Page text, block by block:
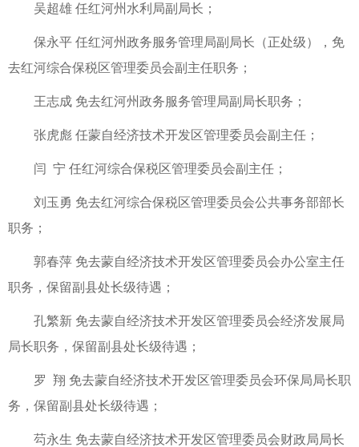
吴超雄 任红河州水利局副局长；
保永平 任红河州政务服务管理局副局长（正处级），免
去红河综合保税区管理委员会副主任职务；
王志成 免去红河州政务服务管理局副局长职务；
张虎彪 任蒙自经济技术开发区管理委员会副主任；
闫 宁 任红河综合保税区管理委员会副主任；
刘玉勇 免去红河综合保税区管理委员会公共事务部部长
职务；
郭春萍 免去蒙自经济技术开发区管理委员会办公室主任
职务，保留副县处长级待遇；
孔繁新 免去蒙自经济技术开发区管理委员会经济发展局
局长职务，保留副县处长级待遇；
罗 翔 免去蒙自经济技术开发区管理委员会环保局局长职
务，保留副县处长级待遇；
芶永生 免去蒙自经济技术开发区管理委员会财政局局长